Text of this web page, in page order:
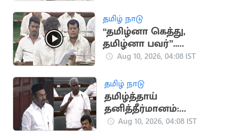
அறிவிப்பு
தமிழ் நாடு
“தமிழ்னா கெத்து,
தமிழ்னா பவர்”..
முதலமைச்சர் விஜய்
Aug 10, 2026, 04:08 IST
தமிழ் நாடு
தமிழ்த்தாய்
தனித்தீர்மானம்:
ஐயூஎம்எல், இந்திய
Aug 10, 2026, 04:08 IST